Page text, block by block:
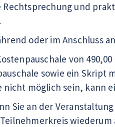
und
oder im Anschluss
von
sowie ein
nicht möglich sein, kann
Sie an der